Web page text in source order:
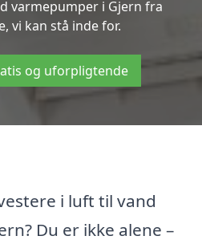
varmepumper i Gjern fra
vi kan stå inde for.
og uforpligtende
i luft til vand
Du er ikke alene –